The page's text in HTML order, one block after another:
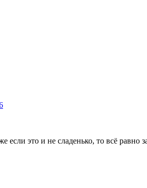
если это и не сладенько, то всё равно